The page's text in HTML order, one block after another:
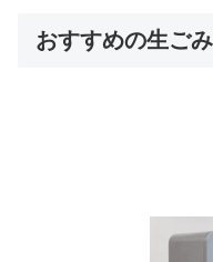
おすすめの生ご